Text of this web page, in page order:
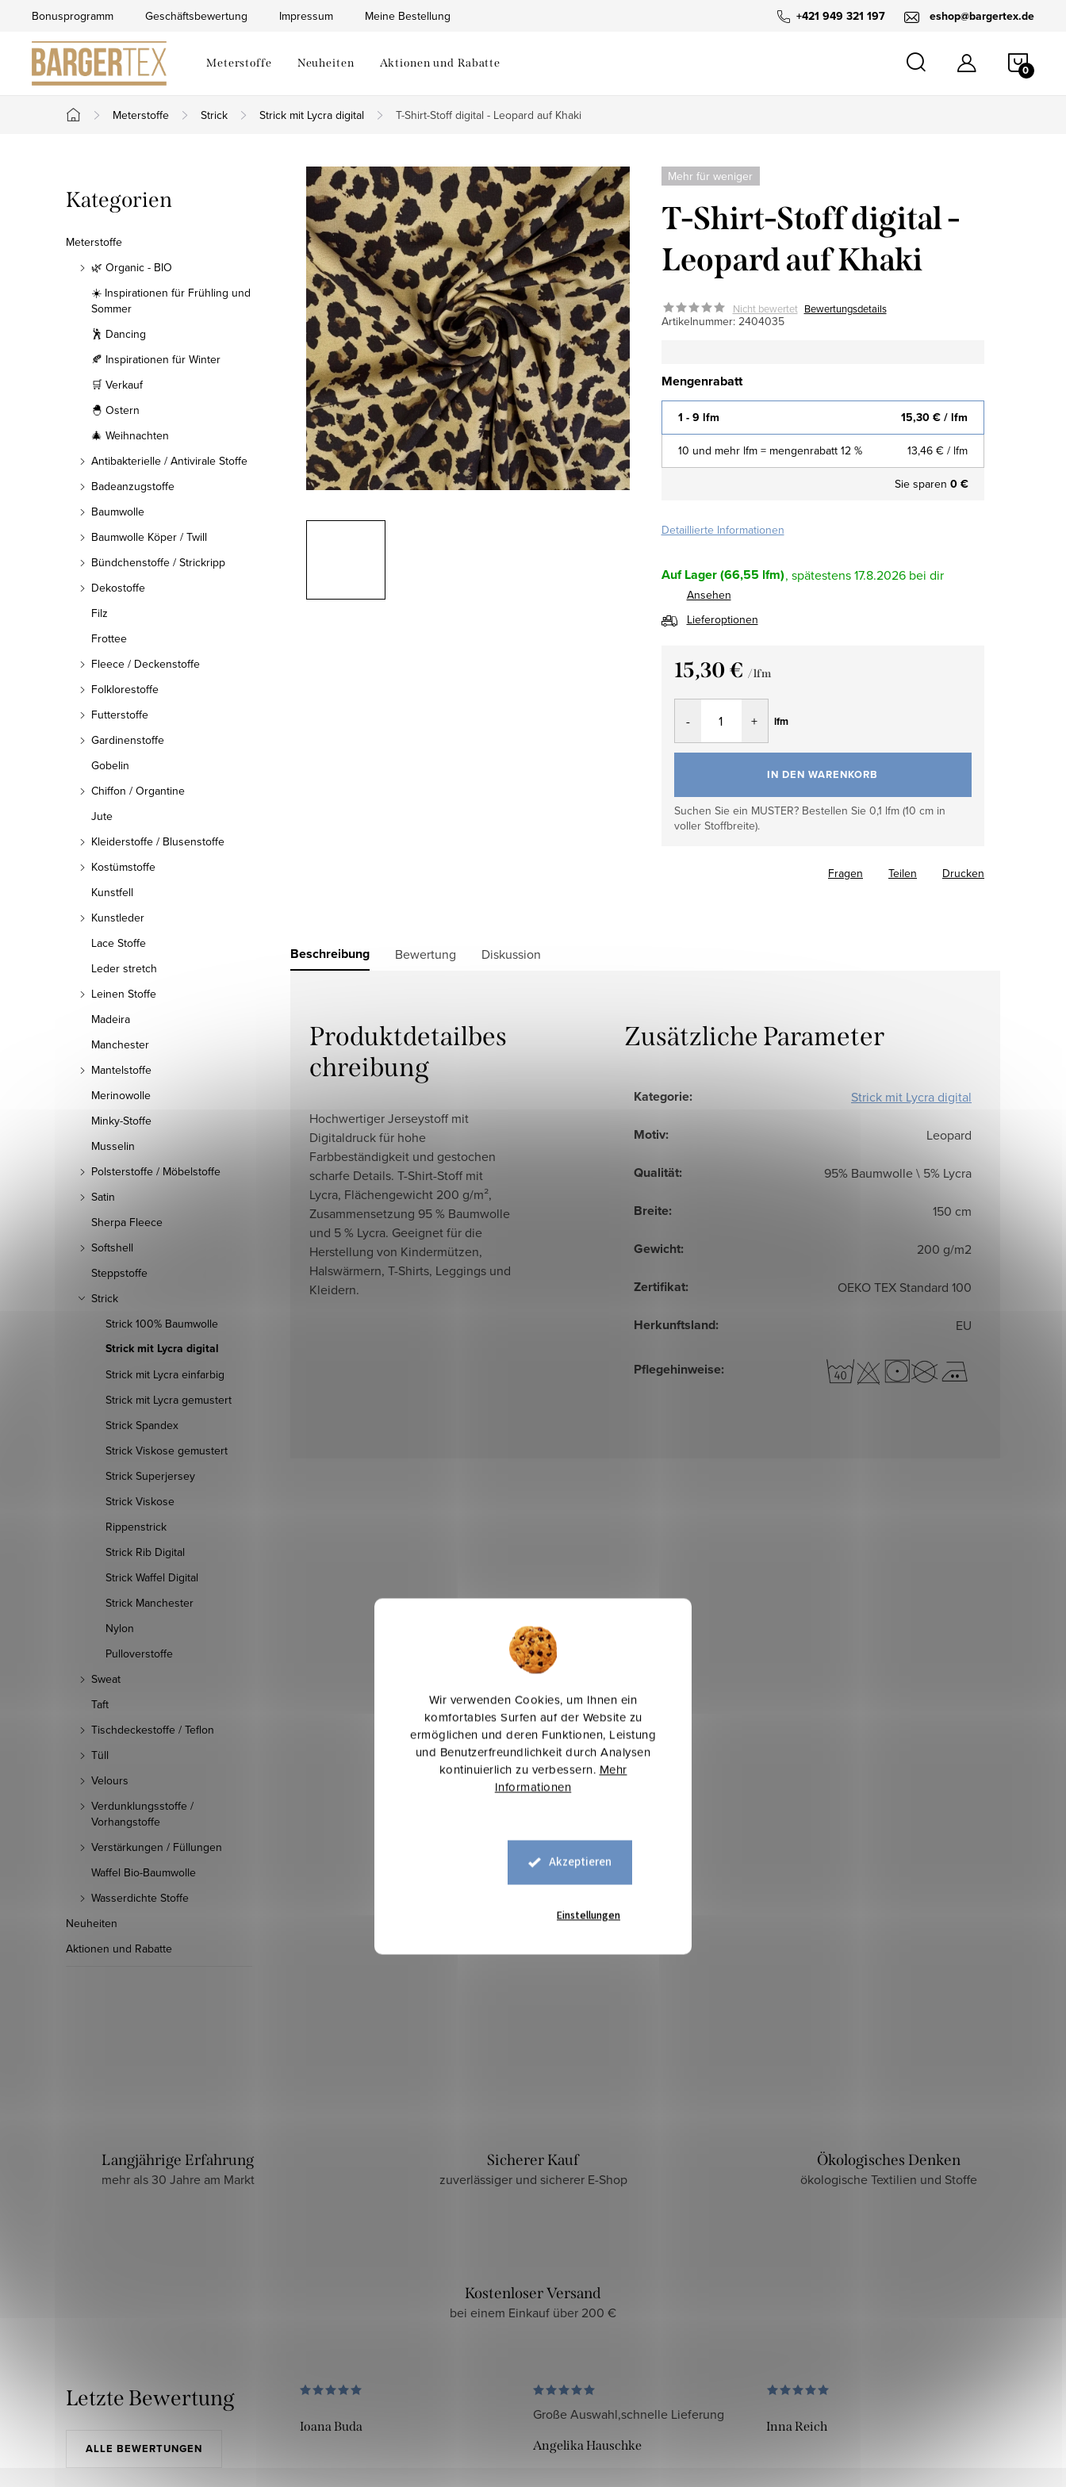
Wir verwenden Cookies, um Ihnen ein
komfortables Surfen auf der Website zu
ermöglichen und deren Funktionen, Leistung
und Benutzerfreundlichkeit durch Analysen
kontinuierlich zu verbessern. Mehr
Informationen
Akzeptieren
Einstellungen
springen
+421 949 321 197 eshop@bargertex.de
Bonusprogramm Geschäftsbewertung Impressum Meine Bestellung
Meterstoffe Neuheiten Aktionen und Rabatte
Startseite
Meterstoffe Strick Strick mit Lycra digital T-Shirt-Stoff digital - Leopard auf Khaki
e
i
Kategorien
überspringen
Kategorien
Meterstoffe
🌿 Organic - BIO
☀️ Inspirationen für Frühling und
Sommer
🕺 Dancing
🍂 Inspirationen für Winter
🛒 Verkauf
🐣 Ostern
🎄 Weihnachten
Antibakterielle / Antivirale Stoffe
Badeanzugstoffe
Baumwolle
Baumwolle Köper / Twill
Bündchenstoffe / Strickripp
Dekostoffe
Filz
Frottee
Fleece / Deckenstoffe
Folklorestoffe
Futterstoffe
Gardinenstoffe
Gobelin
Chiffon / Organtine
Jute
Kleiderstoffe / Blusenstoffe
Kostümstoffe
Kunstfell
Kunstleder
Lace Stoffe
Leder stretch
Leinen Stoffe
Madeira
Manchester
Mantelstoffe
Merinowolle
Minky-Stoffe
Musselin
Polsterstoffe / Möbelstoffe
Satin
Sherpa Fleece
Softshell
Steppstoffe
Strick
Strick 100% Baumwolle
Strick mit Lycra digital
Strick mit Lycra einfarbig
Strick mit Lycra gemustert
Strick Spandex
Strick Viskose gemustert
Strick Superjersey
Strick Viskose
Rippenstrick
Strick Rib Digital
Strick Waffel Digital
Strick Manchester
Nylon
Pulloverstoffe
Sweat
Taft
Tischdeckestoffe / Teflon
Tüll
Velours
Verdunklungsstoffe /
Vorhangstoffe
Verstärkungen / Füllungen
Waffel Bio-Baumwolle
Wasserdichte Stoffe
Neuheiten
Aktionen und Rabatte
Mehr für weniger
T-Shirt-Stoff digital -
Leopard auf Khaki
Nicht bewertet Bewertungsdetails
Artikelnummer: 2404035
Mengenrabatt
1 - 9 lfm 15,30 €/ lfm
10 und mehr lfm = mengenrabatt 12 % 13,46 € / lfm
Sie sparen 0 €
Detaillierte Informationen
Auf Lager(66,55 lfm) 17.8.2026
Ansehen
Lieferoptionen
15,30 € / lfm
Verkaufspreis:
lfm
IN DEN WARENKORB
Suchen Sie ein MUSTER? Bestellen Sie 0,1 lfm (10 cm in
voller Stoffbreite).
Drucken
Fragen Teilen
Beschreibung Bewertung Diskussion
Produktdetailbes
chreibung
Hochwertiger Jerseystoff mit
Digitaldruck für hohe
Farbbeständigkeit und gestochen
scharfe Details. T-Shirt-Stoff mit
Lycra, Flächengewicht 200 g/m²,
Zusammensetzung 95 % Baumwolle
und 5 % Lycra. Geeignet für die
Herstellung von Kinder­mützen,
Halswärmern, T-Shirts, Leggings und
Kleidern.
Zusätzliche Parameter
Kategorie: Strick mit Lycra digital
Motiv: Leopard
Qualität: 95% Baumwolle \ 5% Lycra
Breite: 150 cm
Gewicht: 200 g/m2
Zertifikat: OEKO TEX Standard 100
Herkunftsland: EU
Pflegehinweise:
Langjährige Erfahrung
mehr als 30 Jahre am Markt
Sicherer Kauf
zuverlässiger und sicherer E-Shop
Ökologisches Denken
ökologische Textilien und Stoffe
Kostenloser Versand
bei einem Einkauf über 200 €
Letzte Bewertung
ALLE BEWERTUNGEN
Ioana Buda
Große Auswahl,schnelle Lieferung
Angelika Hauschke
Inna Reich